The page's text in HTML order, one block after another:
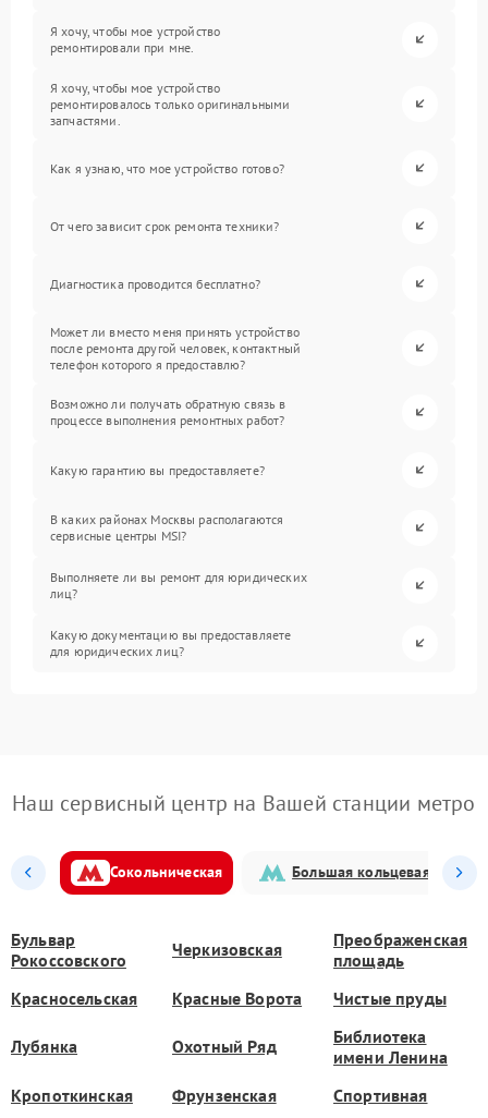
Я хочу, чтобы мое устройство
ремонтировали при мне.
Я хочу, чтобы мое устройство
ремонтировалось только оригинальными
запчастями.
Как я узнаю, что мое устройство готово?
От чего зависит срок ремонта техники?
Диагностика проводится бесплатно?
Может ли вместо меня принять устройство
после ремонта другой человек, контактный
телефон которого я предоставлю?
Возможно ли получать обратную связь в
процессе выполнения ремонтных работ?
Какую гарантию вы предоставляете?
В каких районах Москвы располагаются
сервисные центры MSI?
Выполняете ли вы ремонт для юридических
лиц?
Какую документацию вы предоставляете
для юридических лиц?
Наш сервисный центр на Вашей станции метро
Сокольническая Большая кольцевая
Бульвар
Рокоссовского
Черкизовская
Преображенская
площадь
Красносельская
Красные Ворота Чистые пруды
Лубянка Охотный Ряд
Библиотека
имени Ленина
Кропоткинская
Фрунзенская Спортивная